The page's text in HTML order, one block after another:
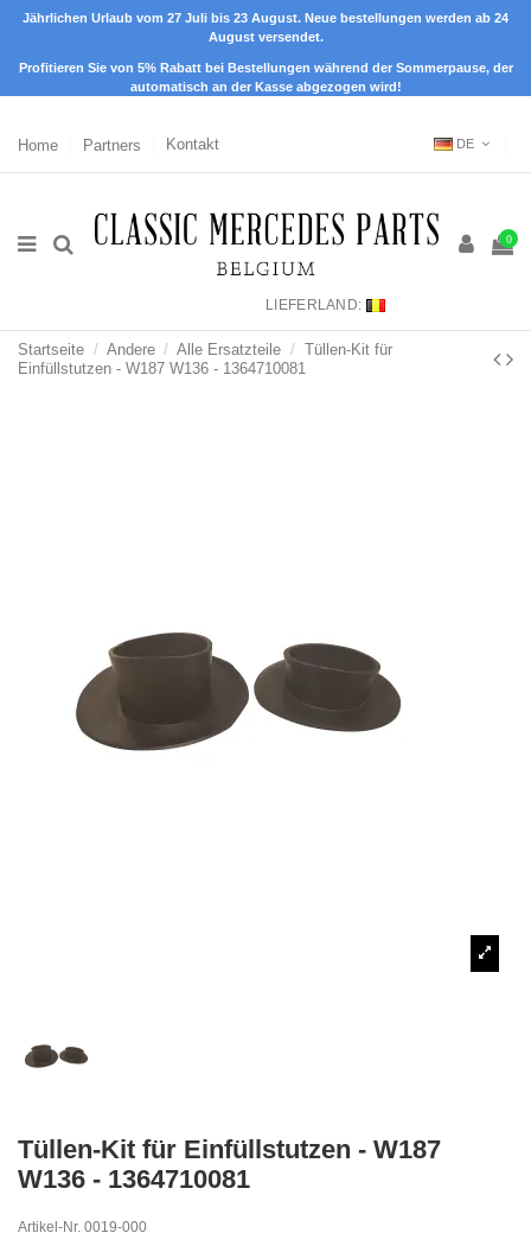
Jährlichen Urlaub vom 27 Juli bis 23 August. Neue bestellungen werden ab 24
August versendet.
Profitieren Sie von 5% Rabatt bei Bestellungen während der Sommerpause, der
automatisch an der Kasse abgezogen wird!
Home Partners Kontakt DE
0
LIEFERLAND:
Startseite Andere Alle Ersatzteile
Tüllen-Kit für
Einfüllstutzen - W187 W136 - 1364710081
Tüllen-Kit für Einfüllstutzen - W187
W136 - 1364710081
Artikel-Nr. 0019-000